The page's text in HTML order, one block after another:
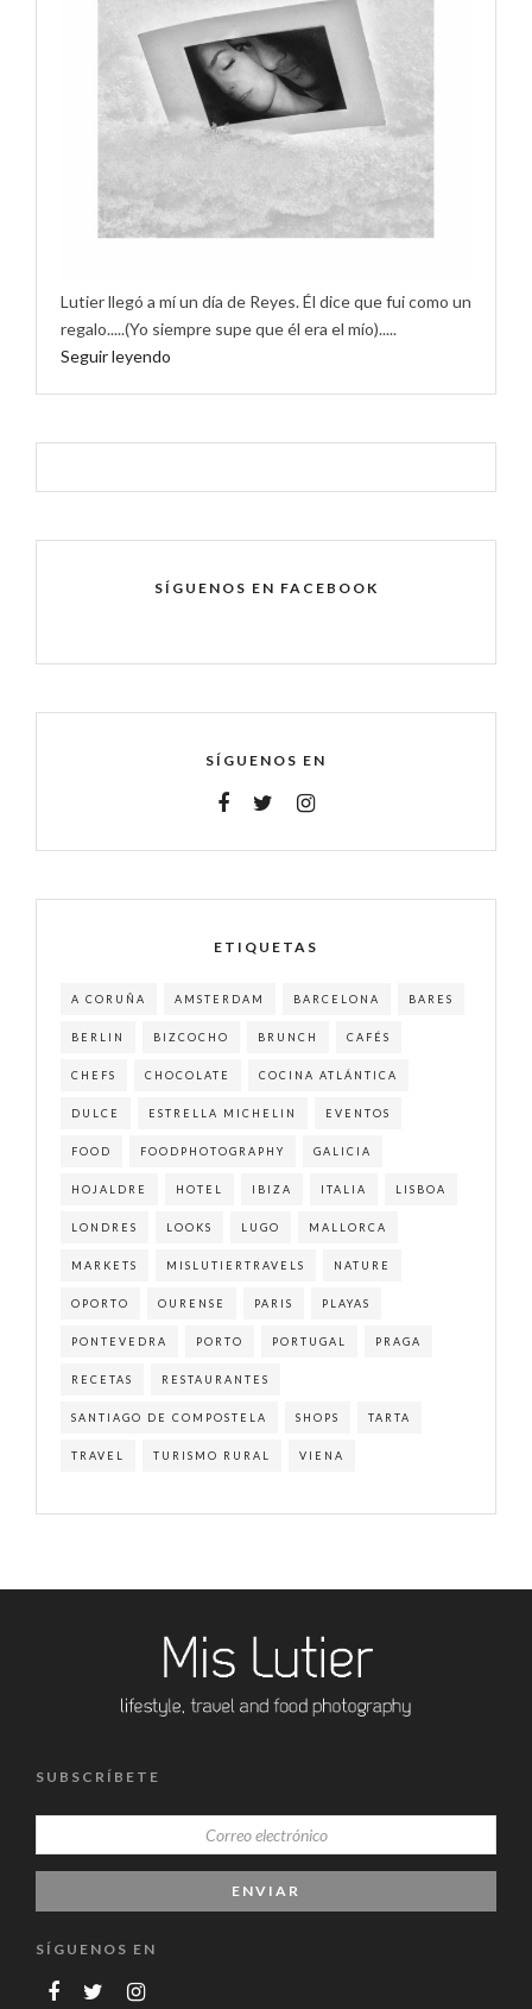
Lutier llegó a mí un día de Reyes. Él dice que fui como un
regalo.....(Yo siempre supe que él era el mío).....
Seguir leyendo
SÍGUENOS EN FACEBOOK
SÍGUENOS EN
ETIQUETAS
A CORUÑA AMSTERDAM BARCELONA BARES
BERLIN BIZCOCHO BRUNCH CAFÉS
CHEFS CHOCOLATE COCINA ATLÁNTICA
DULCE ESTRELLA MICHELIN EVENTOS
FOOD FOODPHOTOGRAPHY GALICIA
HOJALDRE HOTEL IBIZA ITALIA LISBOA
LONDRES LOOKS LUGO MALLORCA
MARKETS MISLUTIERTRAVELS NATURE
OPORTO OURENSE PARIS PLAYAS
PONTEVEDRA PORTO PORTUGAL PRAGA
RECETAS RESTAURANTES
SANTIAGO DE COMPOSTELA SHOPS TARTA
TRAVEL TURISMO RURAL VIENA
SUBSCRÍBETE
SÍGUENOS EN